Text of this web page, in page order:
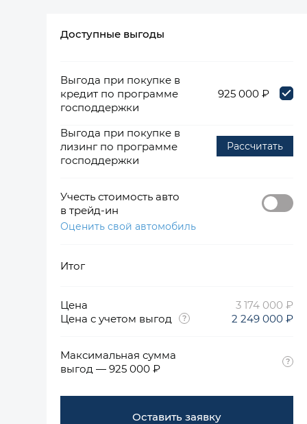
Доступные выгоды
Выгода при покупке в
кредит по программе
господдержки
925 000 ₽
Выгода при покупке в
лизинг по программе
господдержки
Рассчитать
Учесть стоимость авто
в трейд-ин
Оценить свой автомобиль
Итог
Цена
3 174 000 ₽
Цена с учетом выгод
2 249 000 ₽
Максимальная сумма
выгод — 925 000 ₽
Оставить заявку